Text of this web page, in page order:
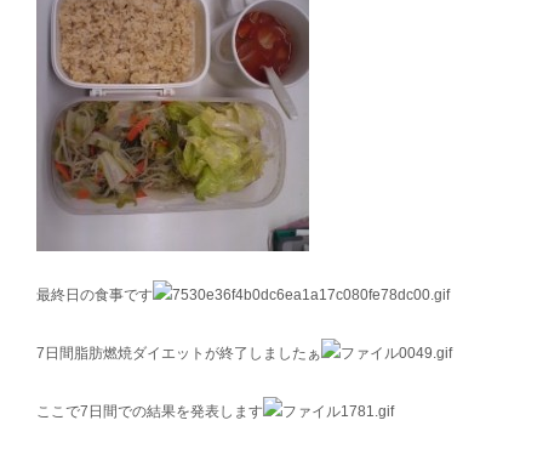
最終日の食事です
7日間脂肪燃焼ダイエットが終了しましたぁ
ここで7日間での結果を発表します